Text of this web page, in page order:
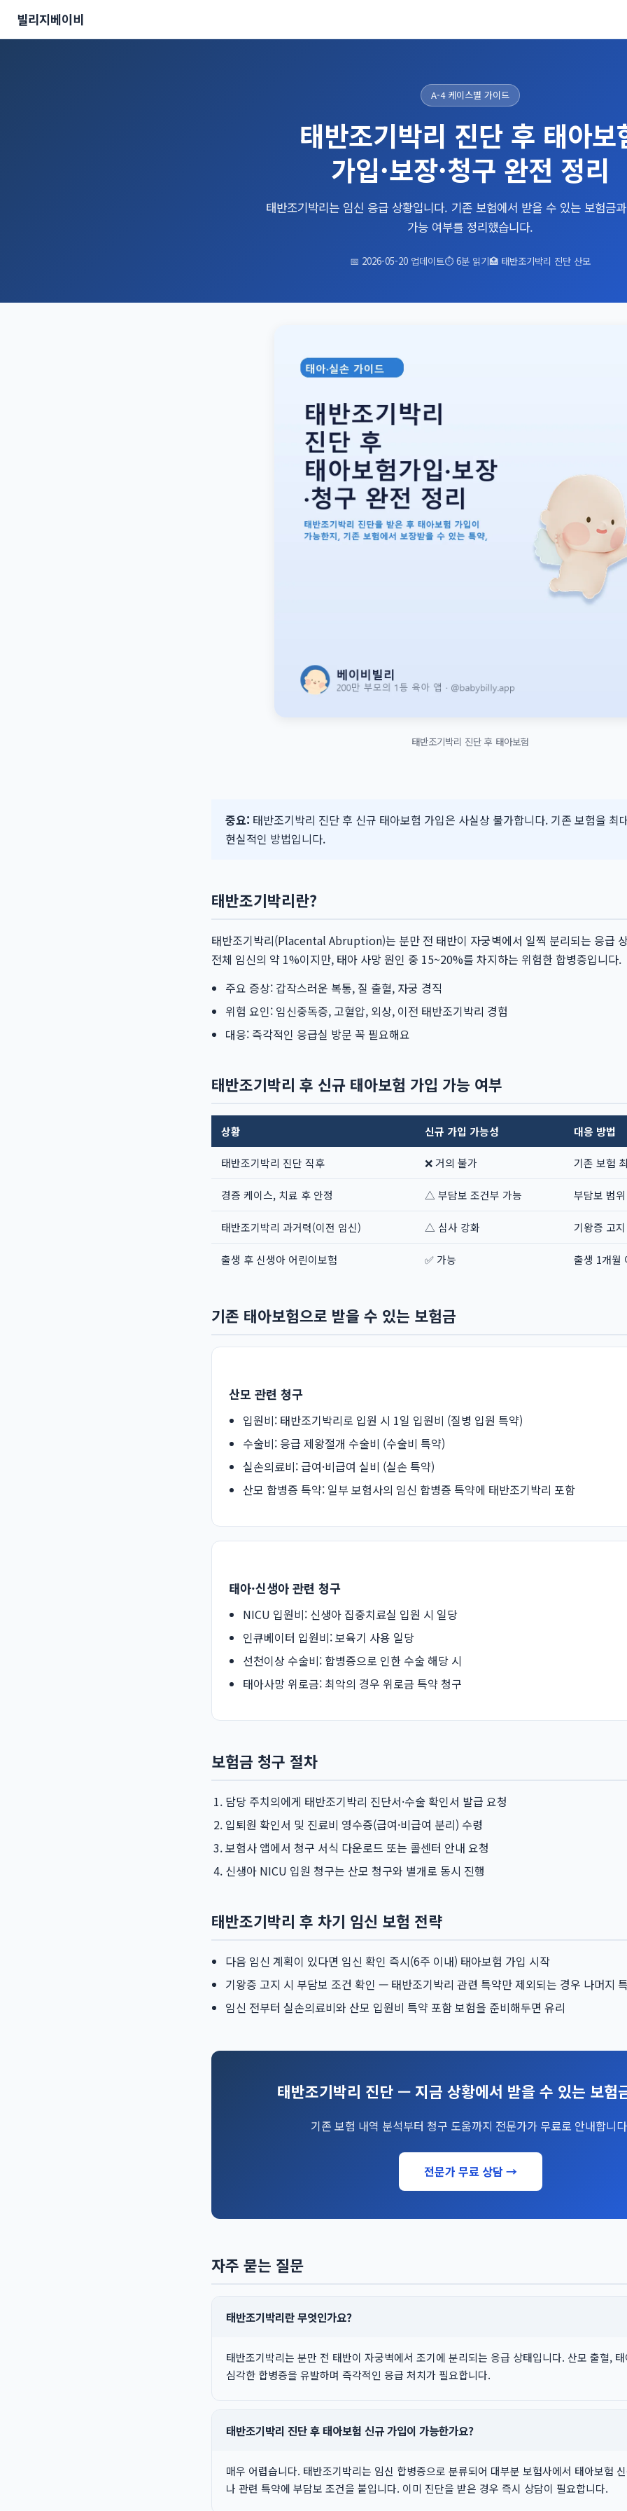
빌리지베이비
A-4 케이스별 가이드
태반조기박리 진단 후 태아보
가입·보장·청구 완전 정리
태반조기박리는 임신 응급 상황입니다. 기존 보험에서 받을 수 있는 보험금
가능 여부를 정리했습니다.
📅 2026-05-20 업데이트⏱ 6분 읽기🏥 태반조기박리 진단 산모
태반조기박리 진단 후 태아보험
중요: 태반조기박리 진단 후 신규 태아보험 가입은 사실상 불가합니다. 기존 보험을 최
현실적인 방법입니다.
태반조기박리란?
태반조기박리(Placental Abruption)는 분만 전 태반이 자궁벽에서 일찍 분리되는 응급
전체 임신의 약 1%이지만, 태아 사망 원인 중 15~20%를 차지하는 위험한 합병증입니다.
주요 증상: 갑작스러운 복통, 질 출혈, 자궁 경직
위험 요인: 임신중독증, 고혈압, 외상, 이전 태반조기박리 경험
대응: 즉각적인 응급실 방문 꼭 필요해요
태반조기박리 후 신규 태아보험 가입 가능 여부
상황 신규 가입 가능성 대응 방법
태반조기박리 진단 직후 ❌ 거의 불가 기존 보험
경증 케이스, 치료 후 안정 △ 부담보 조건부 가능 부담보 범
태반조기박리 과거력(이전 임신) △ 심사 강화 기왕증 고
출생 후 신생아 어린이보험 ✅ 가능 출생 1개월
기존 태아보험으로 받을 수 있는 보험금
산모 관련 청구
입원비: 태반조기박리로 입원 시 1일 입원비 (질병 입원 특약)
수술비: 응급 제왕절개 수술비 (수술비 특약)
실손의료비: 급여·비급여 실비 (실손 특약)
산모 합병증 특약: 일부 보험사의 임신 합병증 특약에 태반조기박리 포함
태아·신생아 관련 청구
NICU 입원비: 신생아 집중치료실 입원 시 일당
인큐베이터 입원비: 보육기 사용 일당
선천이상 수술비: 합병증으로 인한 수술 해당 시
태아사망 위로금: 최악의 경우 위로금 특약 청구
보험금 청구 절차
담당 주치의에게 태반조기박리 진단서·수술 확인서 발급 요청
입퇴원 확인서 및 진료비 영수증(급여·비급여 분리) 수령
보험사 앱에서 청구 서식 다운로드 또는 콜센터 안내 요청
신생아 NICU 입원 청구는 산모 청구와 별개로 동시 진행
태반조기박리 후 차기 임신 보험 전략
다음 임신 계획이 있다면 임신 확인 즉시(6주 이내) 태아보험 가입 시작
기왕증 고지 시 부담보 조건 확인 — 태반조기박리 관련 특약만 제외되는 경우 나머지
임신 전부터 실손의료비와 산모 입원비 특약 포함 보험을 준비해두면 유리
태반조기박리 진단 — 지금 상황에서 받을 수 있는 보험
기존 보험 내역 분석부터 청구 도움까지 전문가가 무료로 안내합니
전문가 무료 상담 →
자주 묻는 질문
태반조기박리란 무엇인가요?
태반조기박리는 분만 전 태반이 자궁벽에서 조기에 분리되는 응급 상태입니다. 산모 출혈,
심각한 합병증을 유발하며 즉각적인 응급 처치가 필요합니다.
태반조기박리 진단 후 태아보험 신규 가입이 가능한가요?
매우 어렵습니다. 태반조기박리는 임신 합병증으로 분류되어 대부분 보험사에서 태아보험
나 관련 특약에 부담보 조건을 붙입니다. 이미 진단을 받은 경우 즉시 상담이 필요합니다.